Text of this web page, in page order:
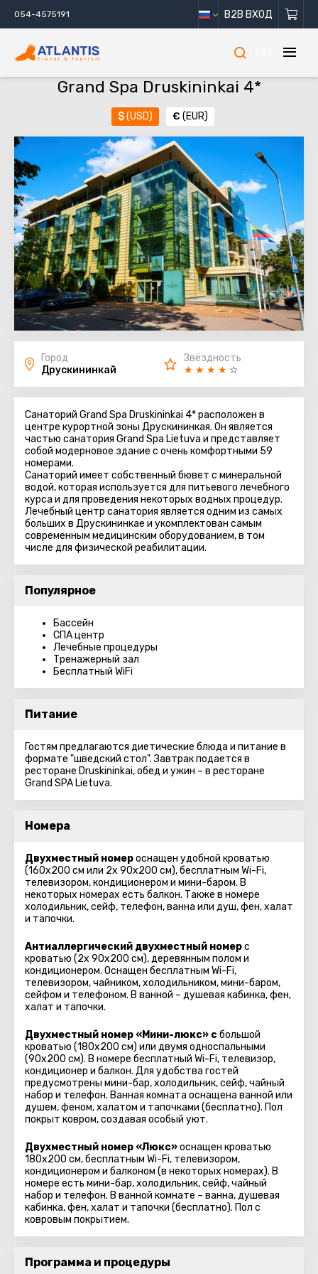
054-4575191 B2B ВХОД
Grand Spa Druskininkai 4*
$(USD) € (EUR)
Город
Друскининкай
Звёздность
★ ★ ★ ★ ☆
Санаторий Grand Spa Druskininkai 4* расположен в
центре курортной зоны Друскининкая. Он является
частью санатория Grand Spa Lietuva и представляет
собой модерновое здание с очень комфортными 59
номерами.
Санаторий имеет собственный бювет с минеральной
водой, которая используется для питьевого лечебного
курса и для проведения некоторых водных процедур.
Лечебный центр санатория является одним из самых
больших в Друскининкае и укомплектован самым
современным медицинским оборудованием, в том
числе для физической реабилитации.
Популярное
Бассейн
СПА центр
Лечебные процедуры
Тренажерный зал
Бесплатный WiFi
Питание
Гостям предлагаются диетические блюда и питание в
формате "шведский стол". Завтрак подается в
ресторане Druskininkai, обед и ужин – в ресторане
Grand SPA Lietuva.
Номера
Двухместный номероснащен удобной кроватью
(160x200 см или 2x 90x200 см), бесплатным Wi-Fi,
телевизором, кондиционером и мини-баром. В
некоторых номерах есть балкон. Также в номере
холодильник, сейф, телефон, ванна или душ, фен, халат
и тапочки.
Антиаллергический двухместный номерс
кроватью (2x 90x200 см), деревянным полом и
кондиционером. Оснащен бесплатным Wi-Fi,
телевизором, чайником, холодильником, мини-баром,
сейфом и телефоном. В ванной – душевая кабинка, фен,
халат и тапочки.
Двухместный номер «Мини-люкс» сбольшой
кроватью (180x200 см) или двумя односпальными
(90x200 см). В номере бесплатный Wi-Fi, телевизор,
кондиционер и балкон. Для удобства гостей
предусмотрены мини-бар, холодильник, сейф, чайный
набор и телефон. Ванная комната оснащена ванной или
душем, феном, халатом и тапочками (бесплатно). Пол
покрыт ковром, создавая особый уют.
Двухместный номер «Люкс»оснащен кроватью
180x200 см, бесплатным Wi-Fi, телевизором,
кондиционером и балконом (в некоторых номерах). В
номере есть мини-бар, холодильник, сейф, чайный
набор и телефон. В ванной комнате – ванна, душевая
кабинка, фен, халат и тапочки (бесплатно). Пол с
ковровым покрытием.
Программа и процедуры